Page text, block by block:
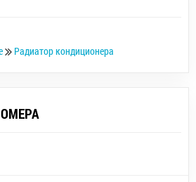
Радиатор кондиционера